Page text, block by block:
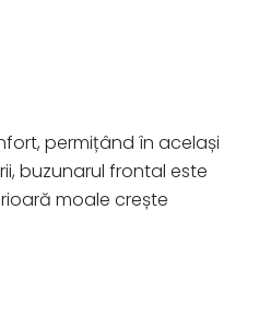
permițând în același
buzunarul frontal este
moale crește